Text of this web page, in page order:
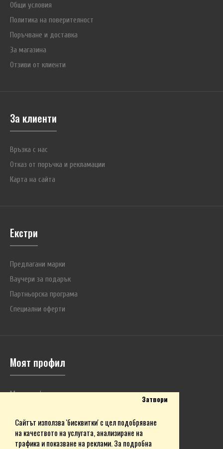
Сайтът използва 'бисквитки' с цел подобряване
на качеството на услугата, анализиране на
трафика и показване на реклами. За подробна
Затвори
Общи условия
Политика на поверителност
Поръчване и доставка
За магазина
Отзиви от клиенти
За клиенти
Връзка с нас
Отказ от поръчка и рекламации
Карта на сайта
Екстри
Предлагани марки
Ваучери за подарък
Партньорска програма
Специални оферти
Моят профил
Моят профил
Любими продукти
Бюлетин